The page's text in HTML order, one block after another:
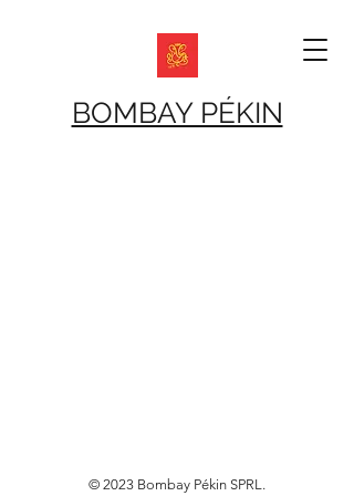
BOMBAY PÉKIN
© 2023 Bombay Pékin SPRL.